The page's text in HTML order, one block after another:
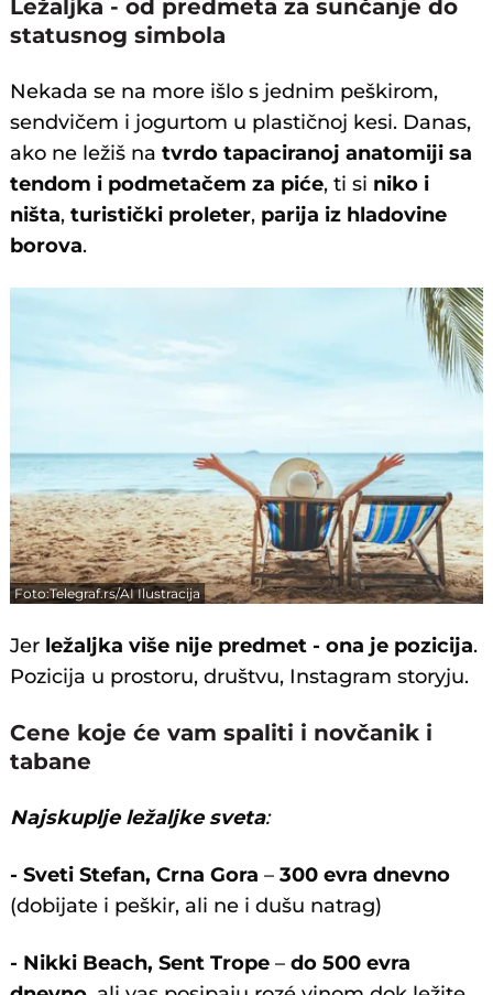
Ležaljka - od predmeta za sunčanje do
statusnog simbola
Nekada se na more išlo s jednim peškirom,
sendvičem i jogurtom u plastičnoj kesi. Danas,
ako ne ležiš natvrdo tapaciranoj anatomiji sa
tendom i podmetačem za piće, ti si niko i
ništa,turistički proleter, parija iz hladovine
borova.
Foto:Telegraf.rs/AI Ilustracija
Jer ležaljka više nije predmet - ona je pozicija.
Pozicija u prostoru, društvu, Instagram storyju.
Cene koje će vam spaliti i novčanik i
tabane
Najskuplje ležaljke sveta:
- Sveti Stefan, Crna Gora –300 evra dnevno
(dobijate i peškir, ali ne i dušu natrag)
- Nikki Beach, Sent Trope –do 500 evra